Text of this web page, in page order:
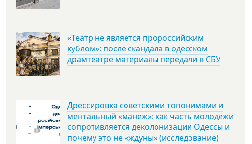
«Театр не является пророссийским
кублом»: после скандала в одесском
драмтеатре материалы передали в СБУ
Дрессировка советскими топонимами и
ментальный «манеж»: как часть молодежи
сопротивляется деколонизации Одессы и
почему это не «ждуны» (исследование)